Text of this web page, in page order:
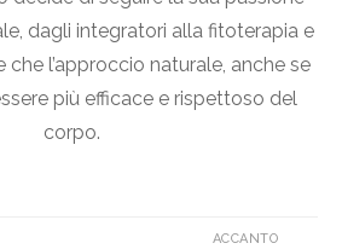
dagli integratori alla fitoterapia e
che l’approccio naturale, anche se
più efficace e rispettoso del
corpo.
ACCANTO